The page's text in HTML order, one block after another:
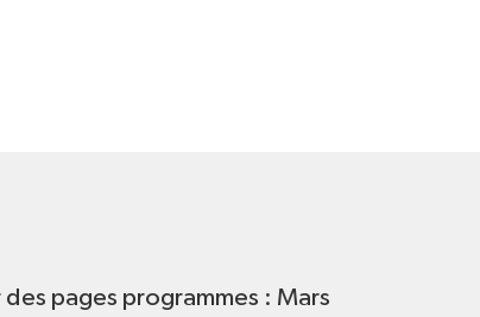
des pages programmes : Mars